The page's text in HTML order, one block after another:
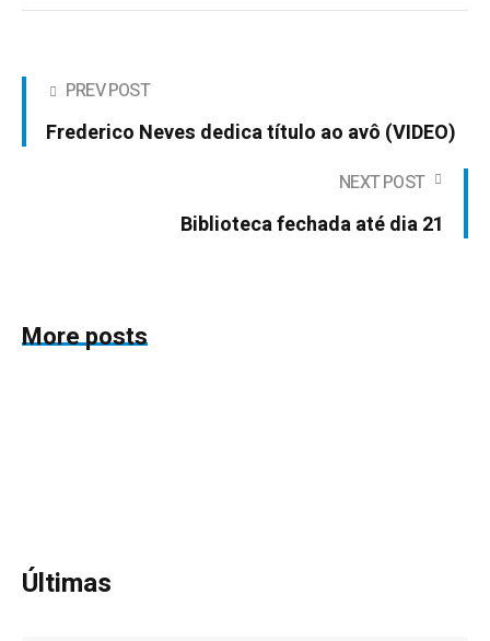
PREV POST
Frederico Neves dedica título ao avô (VIDEO)
NEXT POST
Biblioteca fechada até dia 21
More posts
Últimas